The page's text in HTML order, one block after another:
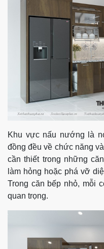
Khu vực nấu nướng là
đồng đều về chức năng
cần thiết trong những
làm hỏng hoặc phá vỡ
Trong căn bếp nhỏ, mỗi
quan trọng.